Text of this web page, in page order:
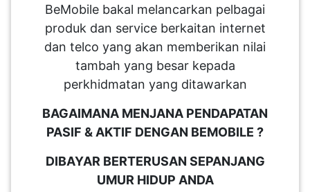
BeMobile bakal melancarkan pelbagai
produk dan service berkaitan internet
dan telco yang akan memberikan nilai
tambah yang besar kepada
perkhidmatan yang ditawarkan
BAGAIMANA MENJANA PENDAPATAN
PASIF & AKTIF DENGAN BEMOBILE ?
DIBAYAR BERTERUSAN SEPANJANG
UMUR HIDUP ANDA